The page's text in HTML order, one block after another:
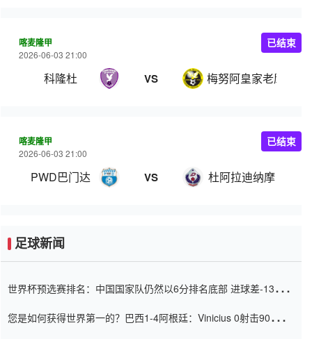
喀麦隆甲
2026-06-03 21:00
科隆杜 VS 梅努阿皇家老鹰
已结束
喀麦隆甲
2026-06-03 21:00
PWD巴门达 VS 杜阿拉迪纳摩
已结束
足球新闻
世界杯预选赛排名：中国国家队仍然以6分排名底部 进球差-13令人
您是如何获得世界第一的？巴西1-4阿根廷：Vinicius 0射击90分钟